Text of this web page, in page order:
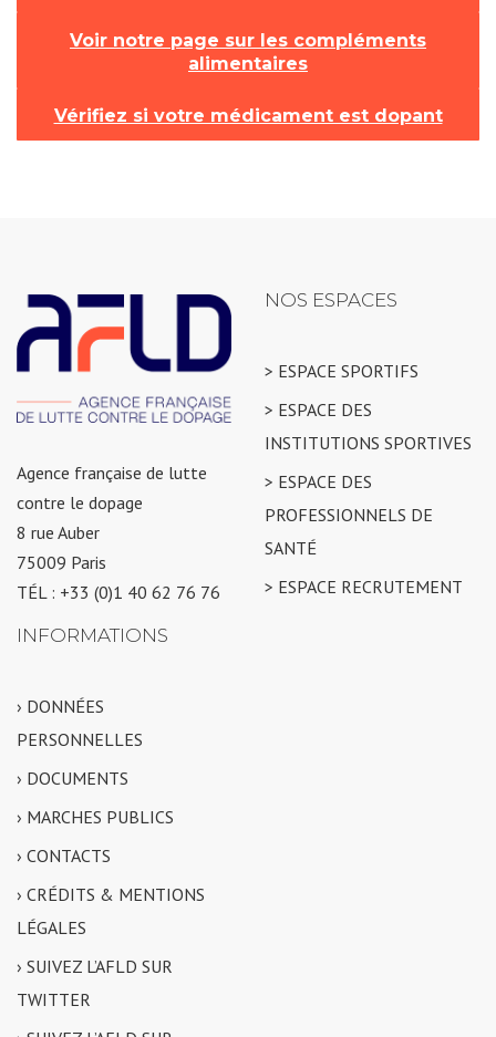
Voir notre page sur les compléments
alimentaires
Vérifiez si votre médicament est dopant
Agence française de lutte
contre le dopage
8 rue Auber
75009 Paris
TÉL : +33 (0)1 40 62 76 76
NOS ESPACES
> ESPACE SPORTIFS
> ESPACE DES
INSTITUTIONS SPORTIVES
> ESPACE DES
PROFESSIONNELS DE
SANTÉ
> ESPACE RECRUTEMENT
INFORMATIONS
› DONNÉES
PERSONNELLES
› DOCUMENTS
› MARCHES PUBLICS
› CONTACTS
› CRÉDITS & MENTIONS
LÉGALES
› SUIVEZ L’AFLD SUR
TWITTER